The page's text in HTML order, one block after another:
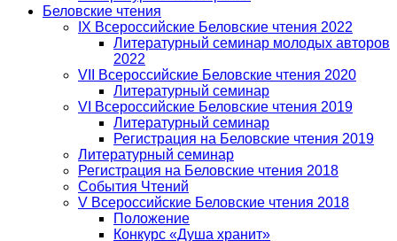
Беловские чтения
IX Всероссийские Беловские чтения 2022
Литературный семинар молодых авторов
2022
VII Всероссийские Беловские чтения 2020
Литературный семинар
VI Всероссийские Беловские чтения 2019
Литературный семинар
Регистрация на Беловские чтения 2019
Литературный семинар
Регистрация на Беловские чтения 2018
События Чтений
V Всероссийские Беловские чтения 2018
Положение
Конкурс «Душа хранит»